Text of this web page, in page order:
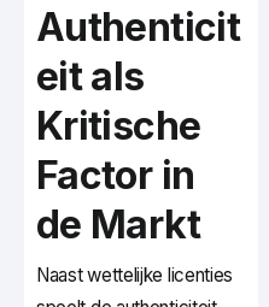
Authenticit
eit als
Kritische
Factor in
de Markt
Naast wettelijke licenties